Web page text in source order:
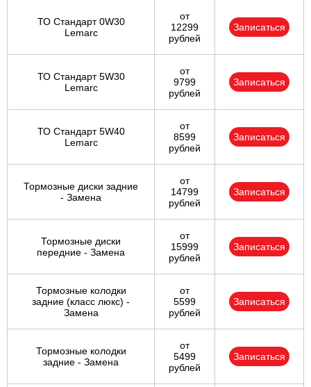
ТО Стандарт 0W30
Lemarc
от
12299
рублей
Записаться
ТО Стандарт 5W30
Lemarc
от
9799
рублей
Записаться
ТО Стандарт 5W40
Lemarc
от
8599
рублей
Записаться
Тормозные диски задние
- Замена
от
14799
рублей
Записаться
Тормозные диски
передние - Замена
от
15999
рублей
Записаться
Тормозные колодки
задние (класс люкс) -
Замена
от
5599
рублей
Записаться
Тормозные колодки
задние - Замена
от
5499
рублей
Записаться